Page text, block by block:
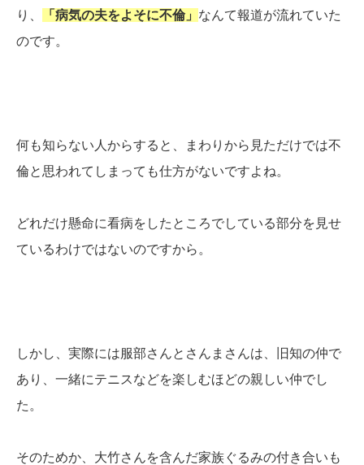
り、 「病気の夫をよそに不倫」 なんて報道が流れていた
のです。
何も知らない人からすると、まわりから見ただけでは不
倫と思われてしまっても仕方がないですよね。
どれだけ懸命に看病をしたところでしている部分を見せ
ているわけではないのですから。
しかし、実際には服部さんとさんまさんは、旧知の仲で
あり、一緒にテニスなどを楽しむほどの親しい仲でし
た。
そのためか、大竹さんを含んだ家族ぐるみの付き合いも